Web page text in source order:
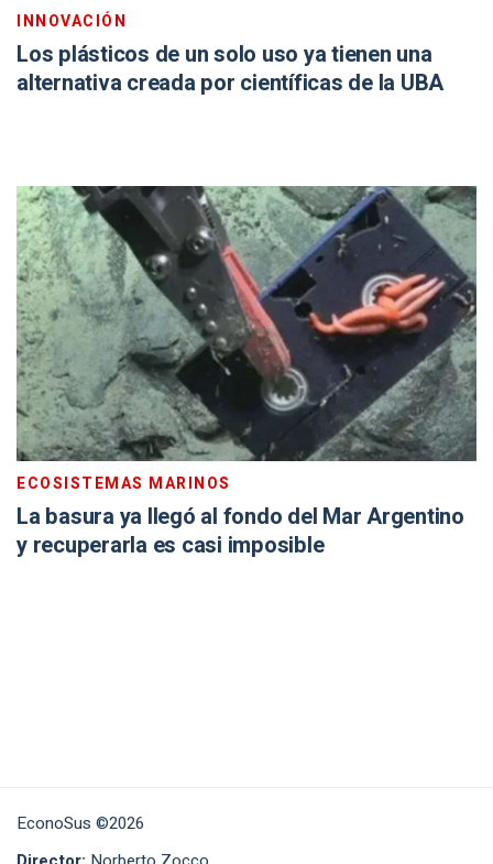
INNOVACIÓN
Los plásticos de un solo uso ya tienen una
alternativa creada por científicas de la UBA
ECOSISTEMAS MARINOS
La basura ya llegó al fondo del Mar Argentino
y recuperarla es casi imposible
EconoSus ©2026